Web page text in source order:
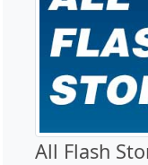
All Flash